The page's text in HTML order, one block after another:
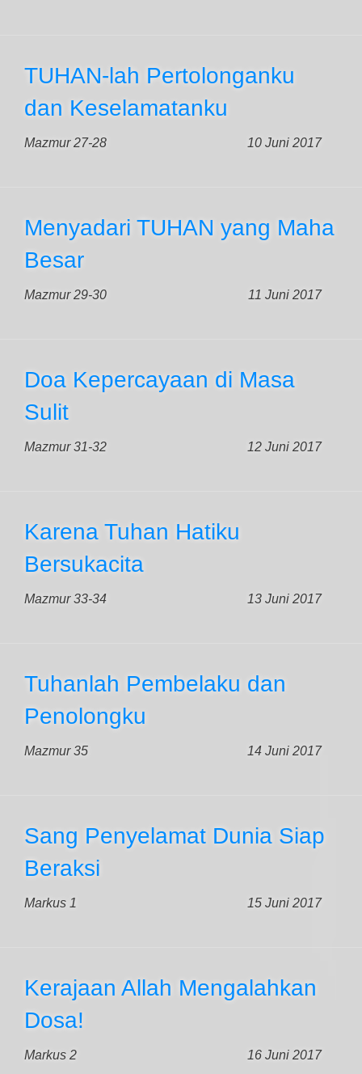
TUHAN-lah Pertolonganku
dan Keselamatanku
Mazmur 27-28 10 Juni 2017
Menyadari TUHAN yang Maha
Besar
Mazmur 29-30 11 Juni 2017
Doa Kepercayaan di Masa
Sulit
Mazmur 31-32 12 Juni 2017
Karena Tuhan Hatiku
Bersukacita
Mazmur 33-34 13 Juni 2017
Tuhanlah Pembelaku dan
Penolongku
Mazmur 35 14 Juni 2017
Sang Penyelamat Dunia Siap
Beraksi
Markus 1 15 Juni 2017
Kerajaan Allah Mengalahkan
Dosa!
Markus 2 16 Juni 2017